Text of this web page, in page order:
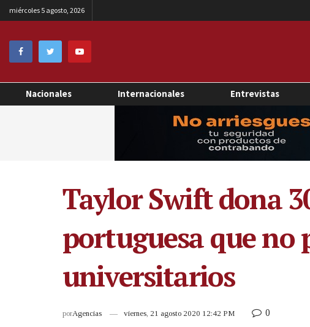
miércoles 5 agosto, 2026
Nacionales Internacionales Entrevistas
Taylor Swift dona
portuguesa que no
universitarios
porAgencias viernes, 21 agosto 2020 12:42 PM 0